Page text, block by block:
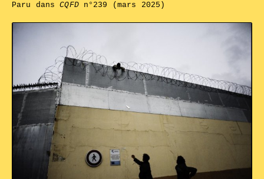
Paru dansCQFDn°239 (mars 2025)